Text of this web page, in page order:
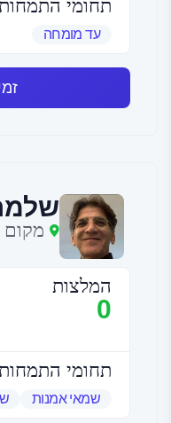
תחומי
עד מומחה
מקום
המלצות
0
תחומי
שמאי אמנות